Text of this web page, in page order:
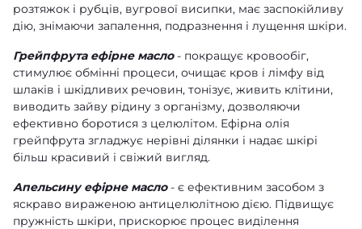
розтяжок і рубців, вугрової висипки, має заспокійливу
дію, знімаючи запалення, подразнення і лущення шкіри.
Грейпфрута ефірне масло - покращує кровообіг,
стимулює обмінні процеси, очищає кров і лімфу від
шлаків і шкідливих речовин, тонізує, живить клітини,
виводить зайву рідину з організму, дозволяючи
ефективно боротися з целюлітом. Ефірна олія
грейпфрута згладжує нерівні ділянки і надає шкірі
більш красивий і свіжий вигляд.
Апельсину ефірне масло - є ефективним засобом з
яскраво вираженою антицелюлітною дією. Підвищує
пружність шкіри, прискорює процес виділення